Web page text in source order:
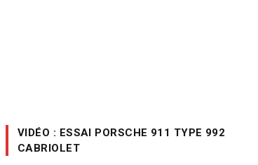
VIDÉO : ESSAI PORSCHE 911 TYPE 992
CABRIOLET